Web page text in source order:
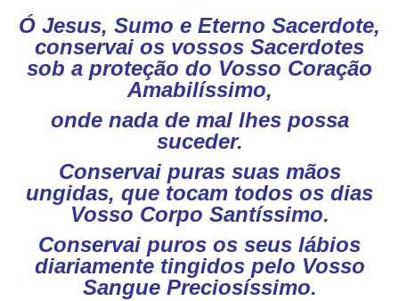
Ó Jesus, Sumo e Eterno Sacerdote,
conservai os vossos Sacerdotes
sob a proteção do Vosso Coração
Amabilíssimo,
onde nada de mal lhes possa
suceder.
Conservai puras suas mãos
ungidas, que tocam todos os dias
Vosso Corpo Santíssimo.
Conservai puros os seus lábios
diariamente tingidos pelo Vosso
Sangue Preciosíssimo.